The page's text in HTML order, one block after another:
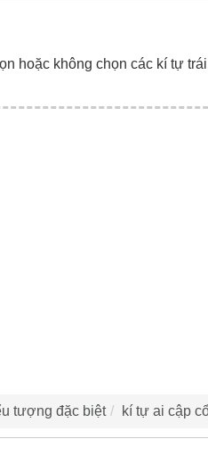
hoặc không chọn các kí tự
tượng đặc biệt kí tự ai cập